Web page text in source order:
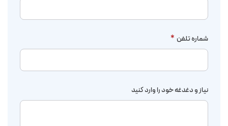
شماره تلفن *
نیاز و دغدغه خود را وارد کنید